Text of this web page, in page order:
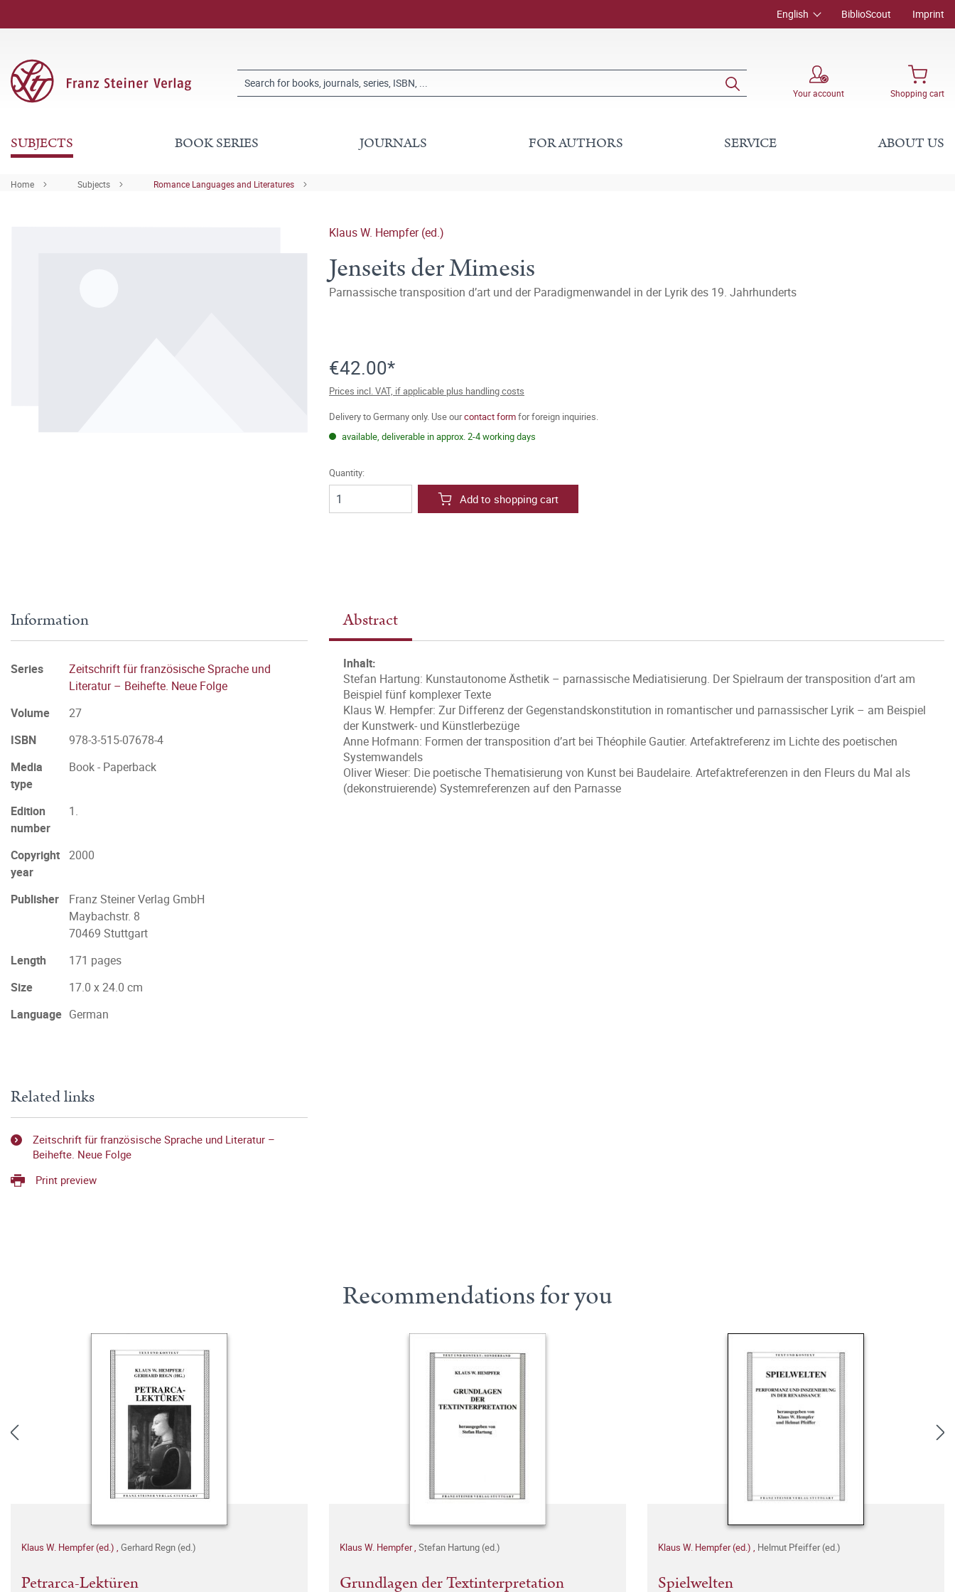
English BiblioScout Imprint
Your account Shopping cart
SUBJECTS BOOK SERIES JOURNALS FOR AUTHORS SERVICE ABOUT US
Home Subjects Romance Languages and Literatures
Klaus W. Hempfer (ed.)
Jenseits der Mimesis
Parnassische transposition d’art und der Paradigmenwandel in der Lyrik des 19. Jahrhunderts
€42.00*
Prices incl. VAT, if applicable plus handling costs
Delivery to Germany only. Use ourcontact formfor foreign inquiries.
available, deliverable in approx. 2-4 working days
Quantity:
Add to shopping cart
Abstract
Inhalt:
Stefan Hartung: Kunstautonome Ästhetik – parnassische Mediatisierung. Der Spielraum der transposition d’art am
Beispiel fünf komplexer Texte
Klaus W. Hempfer: Zur Differenz der Gegenstandskonstitution in romantischer und parnassischer Lyrik – am Beispiel
der Kunstwerk- und Künstlerbezüge
Anne Hofmann: Formen der transposition d’art bei Théophile Gautier. Artefaktreferenz im Lichte des poetischen
Systemwandels
Oliver Wieser: Die poetische Thematisierung von Kunst bei Baudelaire. Artefaktreferenzen in den Fleurs du Mal als
(dekonstruierende) Systemreferenzen auf den Parnasse
Information
Series
Zeitschrift für französische Sprache und
Literatur – Beihefte. Neue Folge
Volume
27
ISBN
978-3-515-07678-4
Media
type
Book - Paperback
Edition
number
1.
Copyright
year
2000
Publisher
Franz Steiner Verlag GmbH
Maybachstr. 8
70469 Stuttgart
Length
171 pages
Size
17.0 x 24.0 cm
Language German
Related links
Zeitschrift für französische Sprache und Literatur –
Beihefte. Neue Folge
Print preview
Recommendations for you
Klaus W. Hempfer (ed.) , Gerhard Regn (ed.)
Petrarca-Lektüren
Klaus W. Hempfer, Stefan Hartung (ed.)
Grundlagen der Textinterpretation
Klaus W. Hempfer (ed.) , Helmut Pfeiffer (ed.)
Spielwelten